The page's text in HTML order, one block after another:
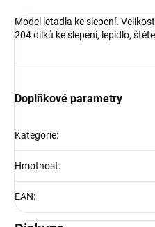
Model letadla ke slepení.
204 dílků ke slepení, lepidlo,
Doplňkové parametry
Kategorie:
Hmotnost:
EAN: